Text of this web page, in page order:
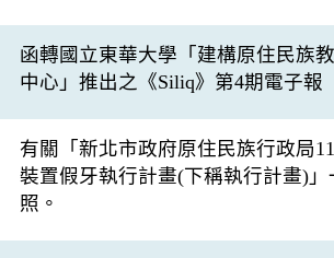
函轉國立東華大學「建構原住民族
中心」推出之《Siliq》第4期電子報
有關「新北市政府原住民族行政局
裝置假牙執行計畫(下稱執行計畫)
照。